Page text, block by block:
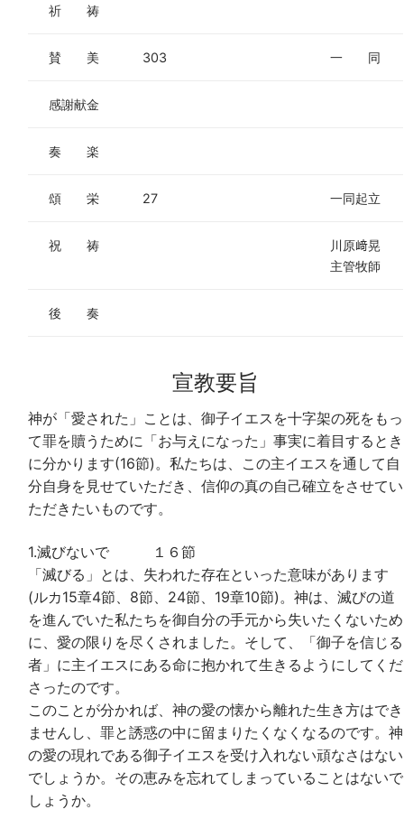
祈 祷
賛 美 303 一 同
感謝献金
奏 楽
頌 栄 27 一同起立
祝 祷
川原﨑晃
主管牧師
後 奏
宣教要旨
神が「愛された」ことは、御子イエスを十字架の死をもっ
て罪を贖うために「お与えになった」事実に着目するとき
に分かります(16節)。私たちは、この主イエスを通して自
分自身を見せていただき、信仰の真の自己確立をさせてい
ただきたいものです。
1.滅びないで １６節
「滅びる」とは、失われた存在といった意味があります
(ルカ15章4節、8節、24節、19章10節)。神は、滅びの道
を進んでいた私たちを御自分の手元から失いたくないため
に、愛の限りを尽くされました。そして、「御子を信じる
者」に主イエスにある命に抱かれて生きるようにしてくだ
さったのです。
このことが分かれば、神の愛の懐から離れた生き方はでき
ませんし、罪と誘惑の中に留まりたくなくなるのです。神
の愛の現れである御子イエスを受け入れない頑なさはない
でしょうか。その恵みを忘れてしまっていることはないで
しょうか。